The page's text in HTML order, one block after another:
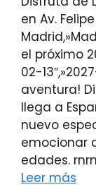
en Av.
el próximo
02-
aventura!
llega a
nuevo
emocionar
edades.
Leer más